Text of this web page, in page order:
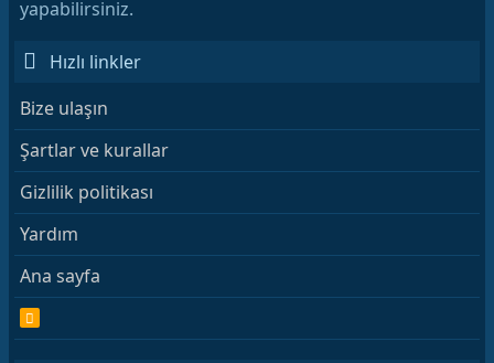
yapabilirsiniz.
Hızlı linkler
Bize ulaşın
Şartlar ve kurallar
Gizlilik politikası
Yardım
Ana sayfa
R
S